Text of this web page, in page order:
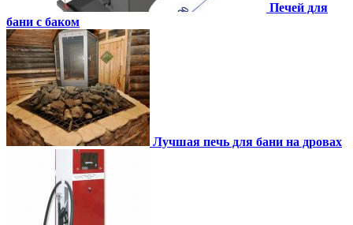
Печей для
бани с баком
Лучшая печь для бани на дровах